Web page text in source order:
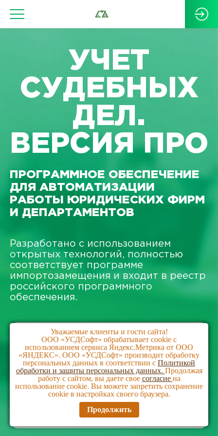
УЧЕТ
СУДЕБНЫХ
ДЕЛ.
ВЕРСИЯ ПРО
ПРОГРАММНОЕ ОБЕСПЕЧЕНИЕ
ДЛЯ АВТОМАТИЗАЦИИ
РАБОТЫ ЮРИДИЧЕСКИХ ФИРМ
И ДЕПАРТАМЕНТОВ
Разработано с использованием
открытых технологий, полностью
соответствует программе
импортозамещения и входит в реестр
российского программного
обеспечения.
Единый реестр судебных дел, задач,
заседаний и документов
Контроль процессуальных сроков,
уведомления и календарь команды
Отчеты для руководителя юридического
отдела без ручной сборки
Уважаемые клиенты и гости сайта!
ООО «УСДСофт» обрабатывает cookie с
использованием сервиса Яндекс.Метрика от ООО
«ЯНДЕКС». ООО «УСДСофт» производит обработку
персональных данных в соответствии с Политикой
обработки и защиты персональных данных. Продолжая
работу с сайтом, вы даете свое согласие на
использование cookie. Вы можете запретить сохранение
cookie в настройках своего браузера.
Продолжить